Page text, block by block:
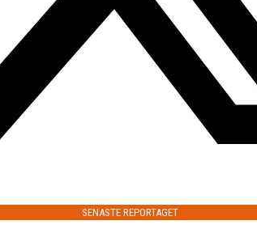
SENASTE REPORTAGET